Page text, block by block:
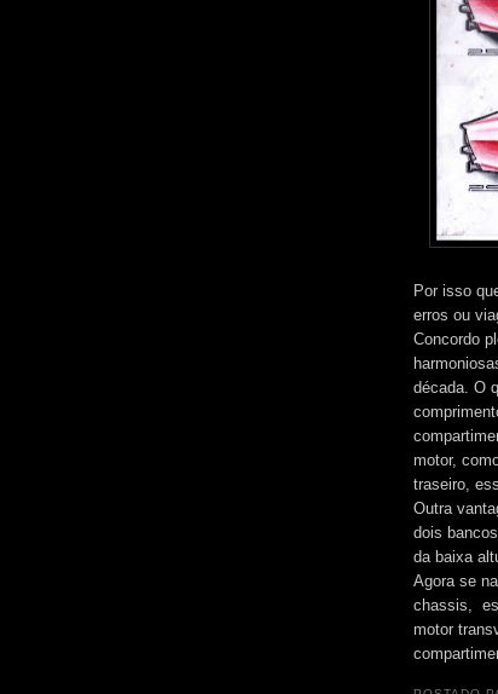
Por isso
erros ou
Concordo
década. O
motor,
traseiro,
Outra
dois
da baixa
Agora se
chassis,
motor